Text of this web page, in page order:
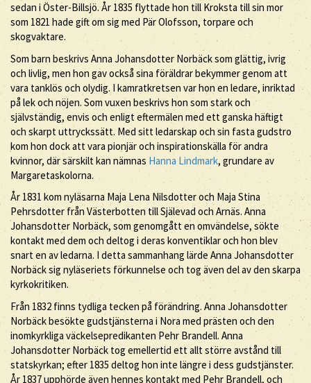
sedan i Öster-Billsjö. År 1835 flyttade hon till Kroksta till sin mor
som 1821 hade gift om sig med Pär Olofsson, torpare och
skogvaktare.
Som barn beskrivs Anna Johansdotter Norbäck som glättig, ivrig
och livlig, men hon gav också sina föräldrar bekymmer genom att
vara tanklös och olydig. I kamratkretsen var hon en ledare, inriktad
på lek och nöjen. Som vuxen beskrivs hon som stark och
självständig, envis och enligt eftermälen med ett ganska häftigt
och skarpt uttryckssätt. Med sitt ledarskap och sin fasta gudstro
kom hon dock att vara pionjär och inspirationskälla för andra
kvinnor, där särskilt kan nämnas Hanna Lindmark, grundare av
Margaretaskolorna.
År 1831 kom nyläsarna Maja Lena Nilsdotter och Maja Stina
Pehrsdotter från Västerbotten till Själevad och Arnäs. Anna
Johansdotter Norbäck, som genomgått en omvändelse, sökte
kontakt med dem och deltog i deras konventiklar och hon blev
snart en av ledarna. I detta sammanhang lärde Anna Johansdotter
Norbäck sig nyläseriets förkunnelse och tog även del av den skarpa
kyrkokritiken.
Från 1832 finns tydliga tecken på förändring. Anna Johansdotter
Norbäck besökte gudstjänsterna i Nora med prästen och den
inomkyrkliga väckelsepredikanten Pehr Brandell. Anna
Johansdotter Norbäck tog emellertid ett allt större avstånd till
statskyrkan; efter 1835 deltog hon inte längre i dess gudstjänster.
År 1837 upphörde även hennes kontakt med Pehr Brandell, och